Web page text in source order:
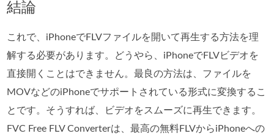
結論
これで、iPhoneでFLVファイルを開いて再生する方法を理
解する必要があります。どうやら、iPhoneでFLVビデオを
直接開くことはできません。最良の方法は、ファイルを
MOVなどのiPhoneでサポートされている形式に変換するこ
とです。そうすれば、ビデオをスムーズに再生できます。
FVC Free FLV Converterは、最高の無料FLVからiPhoneへの